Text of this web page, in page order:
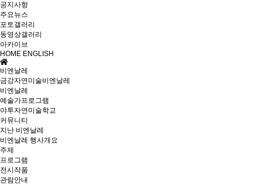
공지사항
주요뉴스
포토갤러리
동영상갤러리
아카이브
HOME ENGLISH
비엔날레
금강자연미술비엔날레
비엔날레
예술가프로그램
야투자연미술학교
커뮤니티
지난 비엔날레
비엔날레 행사개요
주제
프로그램
전시작품
관람안내